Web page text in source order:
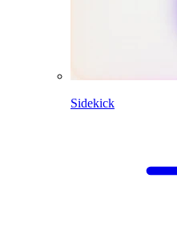
Sidekick